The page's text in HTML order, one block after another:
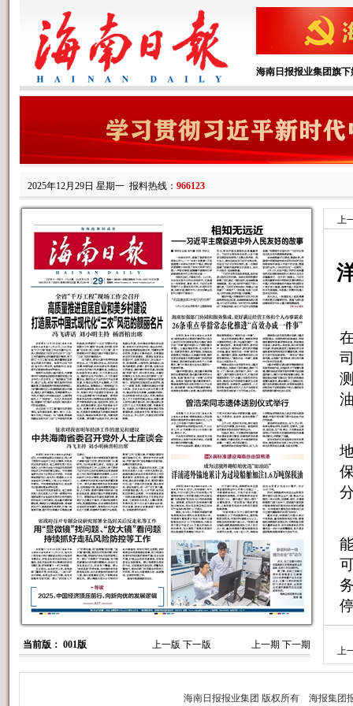
海南日报报业集团旗下
2025年12月29日 星期一 报料热线： 966123
当前版： 001版 上一版 下一版 上一期 下一期
上
上